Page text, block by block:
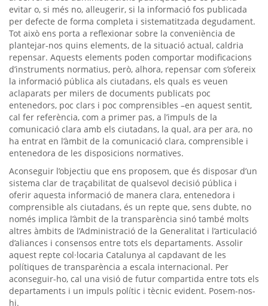
evitar o, si més no, alleugerir, si la informació fos publicada
per defecte de forma completa i sistematitzada degudament.
Tot això ens porta a reflexionar sobre la conveniència de
plantejar-nos quins elements, de la situació actual, caldria
repensar. Aquests elements poden comportar modificacions
d’instruments normatius, però, alhora, repensar com s’ofereix
la informació pública als ciutadans, els quals es veuen
aclaparats per milers de documents publicats poc
entenedors, poc clars i poc comprensibles –en aquest sentit,
cal fer referència, com a primer pas, a l’impuls de la
comunicació clara amb els ciutadans, la qual, ara per ara, no
ha entrat en l’àmbit de la comunicació clara, comprensible i
entenedora de les disposicions normatives.
Aconseguir l’objectiu que ens proposem, que és disposar d’un
sistema clar de traçabilitat de qualsevol decisió pública i
oferir aquesta informació de manera clara, entenedora i
comprensible als ciutadans, és un repte que, sens dubte, no
només implica l’àmbit de la transparència sinó també molts
altres àmbits de l’Administració de la Generalitat i l’articulació
d’aliances i consensos entre tots els departaments. Assolir
aquest repte col·locaria Catalunya al capdavant de les
polítiques de transparència a escala internacional. Per
aconseguir-ho, cal una visió de futur compartida entre tots els
departaments i un impuls polític i tècnic evident. Posem-nos-
hi.